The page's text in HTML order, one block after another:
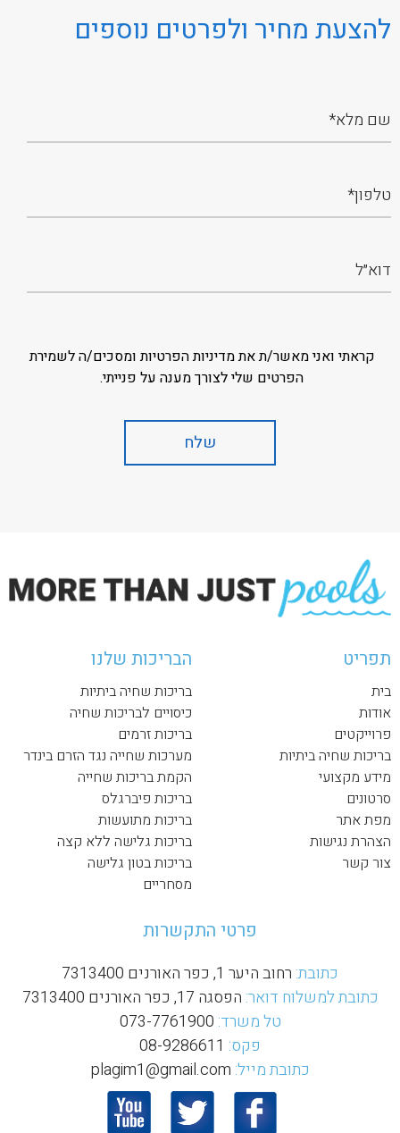
להצעת מחיר ולפרטים נוספים
קראתי ואני מאשר/ת את מדיניות הפרטיות ומסכים/ה לשמירת
הפרטים שלי לצורך מענה על פנייתי.
תפריט
בית
אודות
פרוייקטים
בריכות שחיה ביתיות
מידע מקצועי
סרטונים
מפת אתר
הצהרת נגישות
צור קשר
הבריכות שלנו
בריכות שחיה ביתיות
כיסויים לבריכות שחיה
בריכות זרמים
מערכות שחייה נגד הזרם בינדר
הקמת בריכות שחייה
בריכות פיברגלס
בריכות מתועשות
בריכות גלישה ללא קצה
בריכות בטון גלישה
מסחריים
פרטי התקשרות
כתובת: רחוב היער 1, כפר האורנים 7313400
כתובת למשלוח דואר: הפסגה 17, כפר האורנים 7313400
טל משרד: 073-7761900
פקס:
כתובת מייל: plagim1@gmail.com